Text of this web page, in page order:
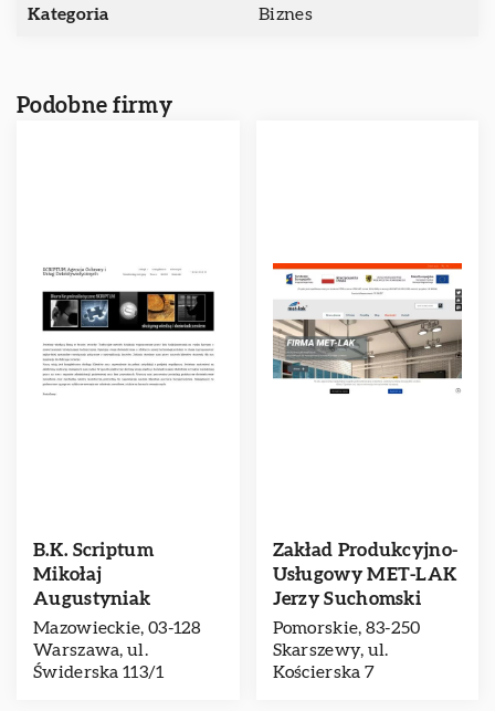
Kategoria Biznes
Podobne firmy
B.K. Scriptum
Mikołaj
Augustyniak
Mazowieckie, 03-128
Warszawa, ul.
Świderska 113/1
Zakład Produkcyjno-
Usługowy MET-LAK
Jerzy Suchomski
Pomorskie, 83-250
Skarszewy, ul.
Kościerska 7